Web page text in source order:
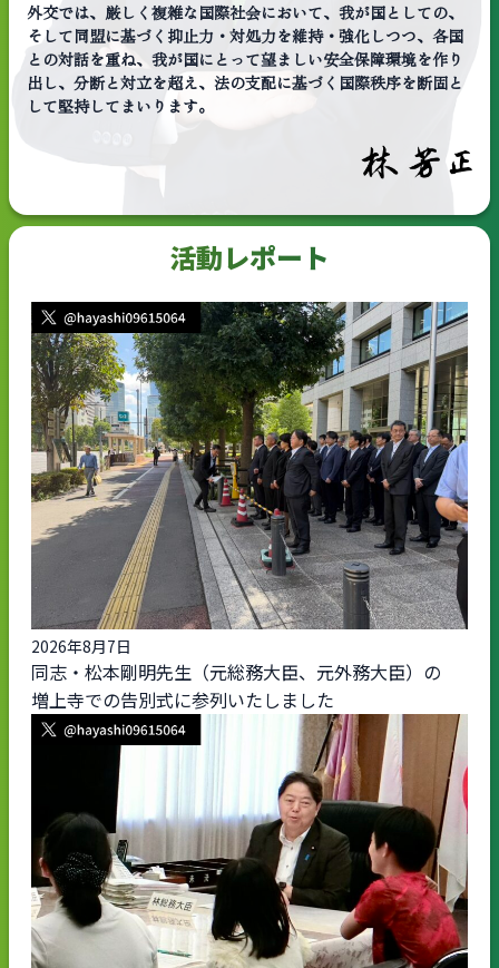
外交では、厳しく複雑な国際社会において、我が国としての、
そして同盟に基づく抑止力・対処力を維持・強化しつつ、各国
との対話を重ね、我が国にとって望ましい安全保障環境を作り
出し、分断と対立を超え、法の支配に基づく国際秩序を断固と
して堅持してまいります。
活動レポート
2026年8月7日
同志・松本剛明先生（元総務大臣、元外務大臣）の
増上寺での告別式に参列いたしました